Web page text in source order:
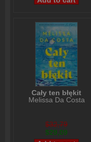
Cały ten błękit
Melissa Da Costa
$32,79
$29,09